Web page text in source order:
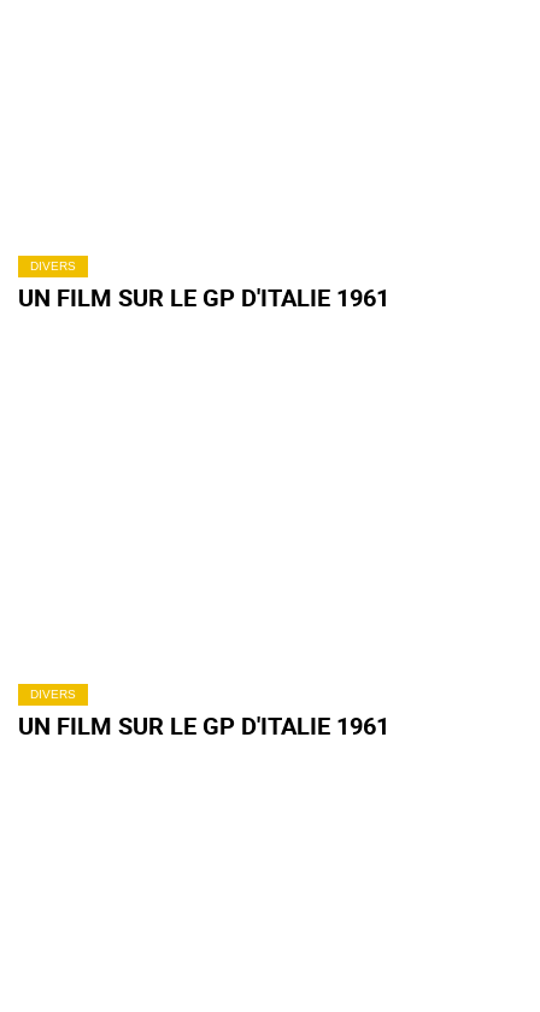
DIVERS
UN FILM SUR LE GP D'ITALIE 1961
DIVERS
UN FILM SUR LE GP D'ITALIE 1961